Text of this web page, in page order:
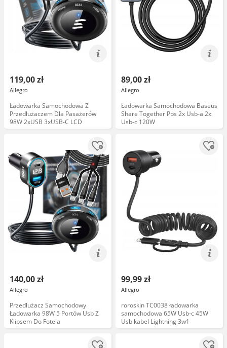
119,00 zł
Allegro
Ładowarka Samochodowa Z
Przedłużaczem Dla Pasażerów
98W 2xUSB 3xUSB-C LCD
89,00 zł
Allegro
Ładowarka Samochodowa Baseus
Share Together Pps 2x Usb-a 2x
Usb-c 120W
140,00 zł
Allegro
Przedłużacz Samochodowy
Ładowarka 98W 5 Portów Usb Z
Klipsem Do Fotela
99,99 zł
Allegro
roroskin TC0038 ładowarka
samochodowa 65W Usb-c 45W
Usb kabel Lightning 3w1